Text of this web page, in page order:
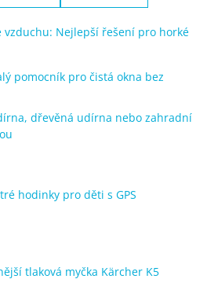
vzduchu: Nejlepší řešení pro horké
pomocník pro čistá okna bez
dřevěná udírna nebo zahradní
hodinky pro děti s GPS
tlaková myčka Kärcher K5